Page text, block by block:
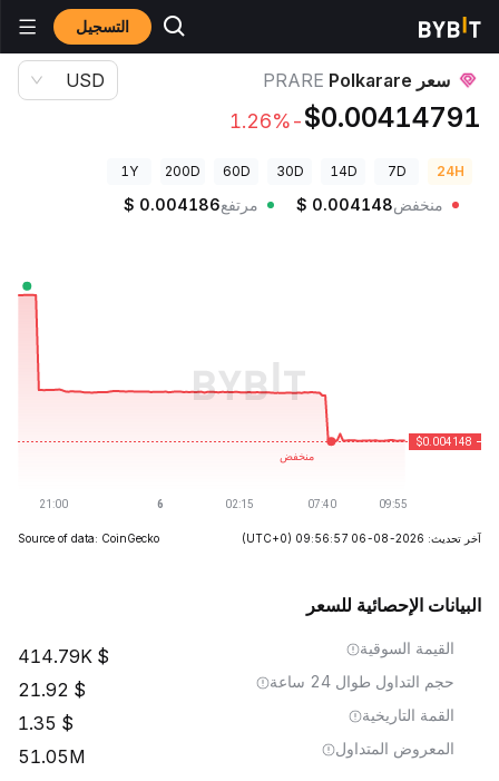
التسجيل أسعار العملات الرقمية
سعر Polkarare PRARE
$0.00414791
-1.26%
USD
24H
7D
14D
30D
60D
200D
1Y
منخفض $ 0.004148 مرتفع $ 0.004186
آخر تحديث: 2026-08-06 09:56:57 (UTC+0)
Source of data: CoinGecko
البيانات الإحصائية للسعر
القيمة السوقية 414.79K
حجم التداول طوال 24 ساعة 21.92
القمة التاريخية 1.35
المعروض المتداول 51.05M